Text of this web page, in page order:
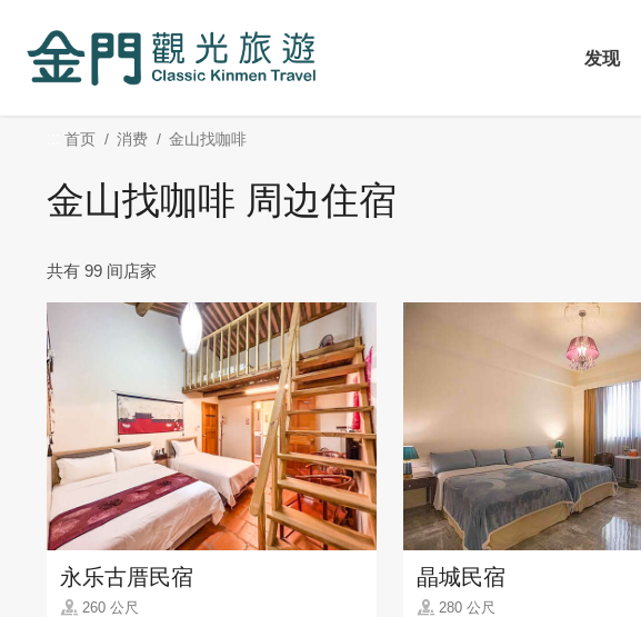
内
发现
首页 消费 金山找咖啡
金山找咖啡 周边住宿
共有 99 间店家
永乐古厝民宿
260 公尺
晶城民宿
280 公尺